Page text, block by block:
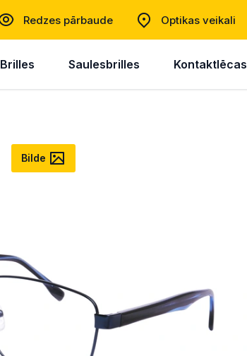
Redzes pārbaude Optikas veikali
Brilles Saulesbrilles Kontaktlēcas
Bilde